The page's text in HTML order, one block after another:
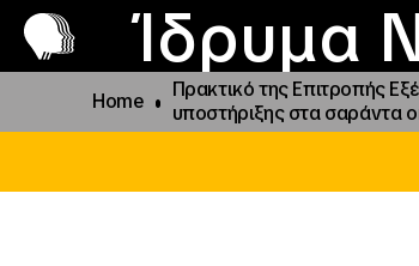
Ίδρυμα
Home
Πρακτικό της Επιτροπής
υποστήριξης στα σαράντα